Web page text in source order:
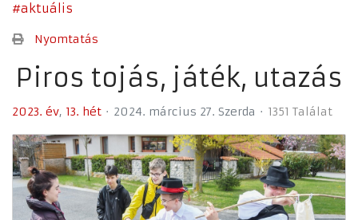
aktuális
Nyomtatás
Piros tojás, játék, utazás
2023. év 13. hét 2024. március 27. Szerda 1351 Találat